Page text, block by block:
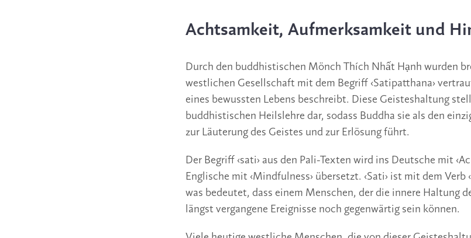
Achtsamkeit, Aufmerksamkeit und
Durch den buddhistischen Mönch Thích Nhất Hạnh wurden
westlichen Gesellschaft mit dem Begriff ‹Satipatthana›
eines bewussten Lebens beschreibt. Diese Geisteshaltung
buddhistischen Heilslehre dar, sodass Buddha sie als den
zur Läuterung des Geistes und zur Erlösung führt.
Der Begriff ‹sati› aus den Pali-Texten wird ins Deutsche mit
Englische mit ‹Mindfulness› übersetzt. ‹Sati› ist mit dem Verb
was bedeutet, dass einem Menschen, der die innere Haltung
längst vergangene Ereignisse noch gegenwärtig sein können.